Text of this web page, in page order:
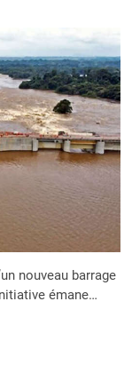
nouveau barrage
émane…